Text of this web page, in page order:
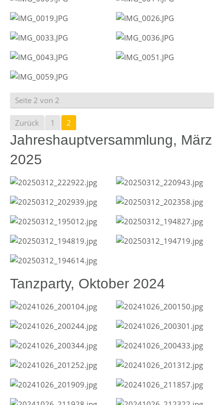
Seite 2 von 2
Zurück 1 2
Jahreshauptversammlung, März
2025
Tanzparty, Oktober 2024